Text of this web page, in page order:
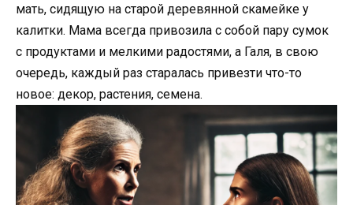
мать, сидящую на старой деревянной скамейке у
калитки. Мама всегда привозила с собой пару сумок
с продуктами и мелкими радостями, а Галя, в свою
очередь, каждый раз старалась привезти что-то
новое: декор, растения, семена.